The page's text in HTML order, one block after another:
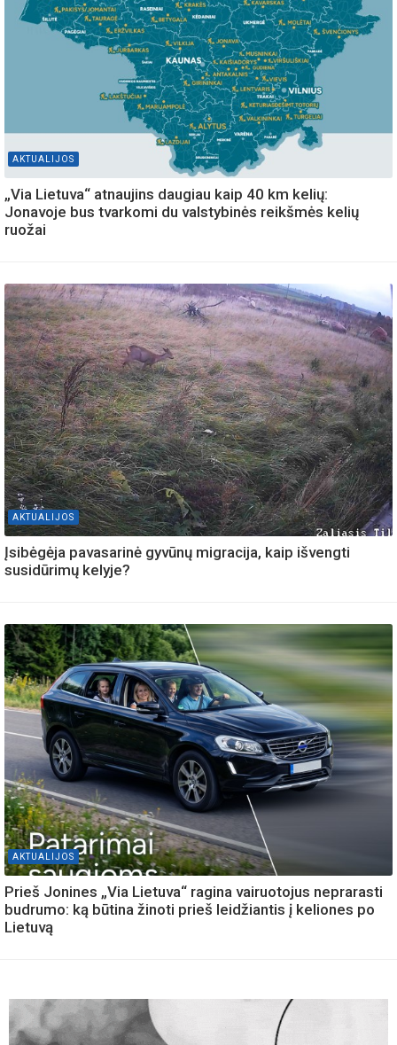
AKTUALIJOS
„Via Lietuva“ atnaujins daugiau kaip 40 km kelių:
Jonavoje bus tvarkomi du valstybinės reikšmės kelių
ruožai
AKTUALIJOS
Įsibėgėja pavasarinė gyvūnų migracija, kaip išvengti
susidūrimų kelyje?
AKTUALIJOS
Prieš Jonines „Via Lietuva“ ragina vairuotojus neprarasti
budrumo: ką būtina žinoti prieš leidžiantis į keliones po
Lietuvą